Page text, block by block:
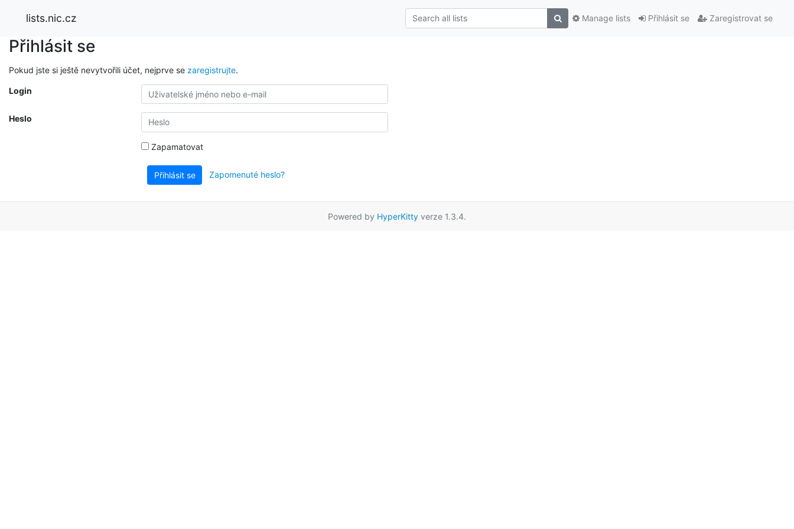
lists.nic.cz Přihlásit se Zaregistrovat se
Manage lists
Přihlásit se
Pokud jste si ještě nevytvořili účet, nejprve se zaregistrujte.
Login
Heslo
Zapamatovat
Přihlásit se Zapomenuté heslo?
Powered by HyperKitty verze 1.3.4.